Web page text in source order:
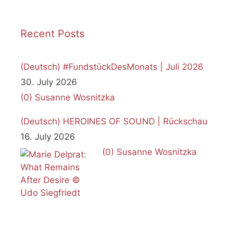
Recent Posts
(Deutsch) #FundstückDesMonats | Juli 2026
30. July 2026
(0) Susanne Wosnitzka
(Deutsch) HEROINES OF SOUND | Rückschau
16. July 2026
(0) Susanne Wosnitzka